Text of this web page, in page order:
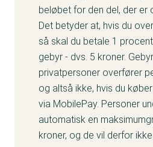
beløbet for den del, der er
Det betyder at, hvis du
så skal du betale 1
gebyr - dvs. 5 kroner.
privatpersoner overfører
og altså ikke, hvis du
via MobilePay. Personer
automatisk en
kroner, og de vil derfor